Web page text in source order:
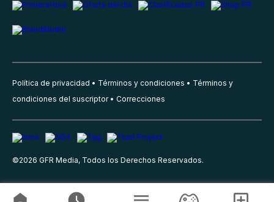
Política de privacidad Términos y condiciones
Términos y
condiciones del suscriptor
Correcciones
©2026 GFR Media, Todos los Derechos Reservados.